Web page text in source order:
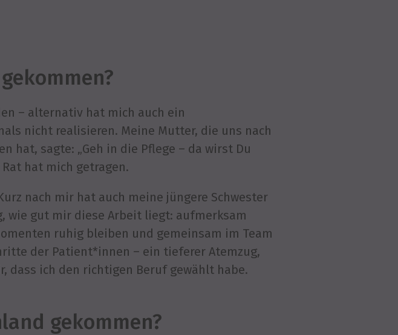
– alternativ hat mich auch ein
nicht realisieren. Meine Mutter, die uns nach
hat, sagte: „Geh in die Pflege – da wirst Du
hat mich getragen.
nach mir hat auch meine jüngere Schwester
wie gut mir diese Arbeit liegt: aufmerksam
ruhig bleiben und gemeinsam im Team
der Patient*innen – ein tieferer Atemzug,
dass ich den richtigen Beruf gewählt habe.
gekommen?